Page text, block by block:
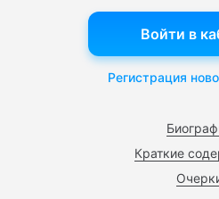
Краткие
Войти в
Регистрация